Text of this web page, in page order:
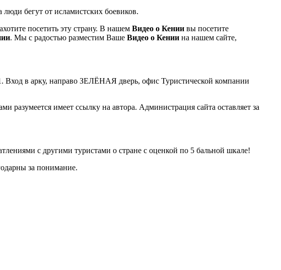
бегут от исламистских боевиков.
посетить эту страну. В нашем Видео о Кении вы посетите
. Мы с радостью разместим Ваше Видео о Кении на нашем сайте,
в арку, направо ЗЕЛЁНАЯ дверь, офис Туристической компании
разумеется имеет ссылку на автора. Администрация сайта оставляет за
с другими туристами о стране с оценкой по 5 бальной шкале!
за понимание.